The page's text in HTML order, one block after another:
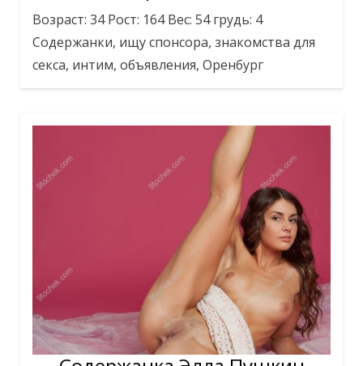
Возраст: 34 Рост: 164 Вес: 54 грудь: 4
Содержанки, ищу спонсора, знакомства для
секса, интим, объявления, Оренбург